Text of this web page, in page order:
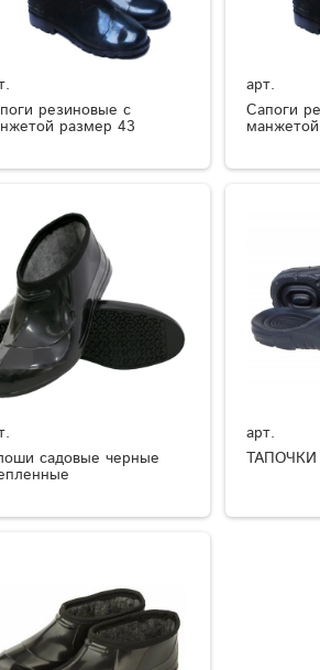
резиновые с
размер 43
арт.
Сапоги
садовые черные
арт.